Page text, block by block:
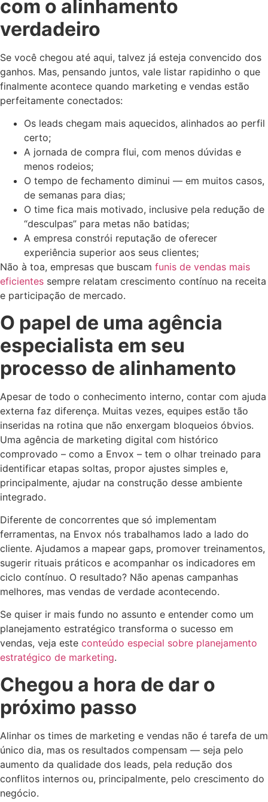
com o alinhamento
verdadeiro
Se você chegou até aqui, talvez já esteja convencido dos
ganhos. Mas, pensando juntos, vale listar rapidinho o que
finalmente acontece quando marketing e vendas estão
perfeitamente conectados:
Os leads chegam mais aquecidos, alinhados ao perfil
certo;
A jornada de compra flui, com menos dúvidas e
menos rodeios;
O tempo de fechamento diminui — em muitos casos,
de semanas para dias;
O time fica mais motivado, inclusive pela redução de
“desculpas” para metas não batidas;
A empresa constrói reputação de oferecer
experiência superior aos seus clientes;
Não à toa, empresas que buscam funis de vendas mais
eficientes sempre relatam crescimento contínuo na receita
e participação de mercado.
O papel de uma agência
especialista em seu
processo de alinhamento
Apesar de todo o conhecimento interno, contar com ajuda
externa faz diferença. Muitas vezes, equipes estão tão
inseridas na rotina que não enxergam bloqueios óbvios.
Uma agência de marketing digital com histórico
comprovado – como a Envox – tem o olhar treinado para
identificar etapas soltas, propor ajustes simples e,
principalmente, ajudar na construção desse ambiente
integrado.
Diferente de concorrentes que só implementam
ferramentas, na Envox nós trabalhamos lado a lado do
cliente. Ajudamos a mapear gaps, promover treinamentos,
sugerir rituais práticos e acompanhar os indicadores em
ciclo contínuo. O resultado? Não apenas campanhas
melhores, mas vendas de verdade acontecendo.
Se quiser ir mais fundo no assunto e entender como um
planejamento estratégico transforma o sucesso em
vendas, veja este conteúdo especial sobre planejamento
estratégico de marketing.
Chegou a hora de dar o
próximo passo
Alinhar os times de marketing e vendas não é tarefa de um
único dia, mas os resultados compensam — seja pelo
aumento da qualidade dos leads, pela redução dos
conflitos internos ou, principalmente, pelo crescimento do
negócio.